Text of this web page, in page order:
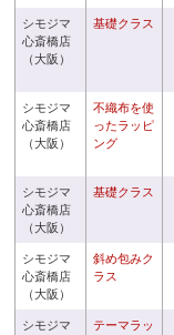
シモジマ
心斎橋店
（大阪）
基礎クラス
シモジマ
心斎橋店
（大阪）
不織布を使
ったラッピ
ング
シモジマ
心斎橋店
（大阪）
基礎クラス
シモジマ
心斎橋店
（大阪）
斜め包みク
ラス
シモジマ
テーマラッ